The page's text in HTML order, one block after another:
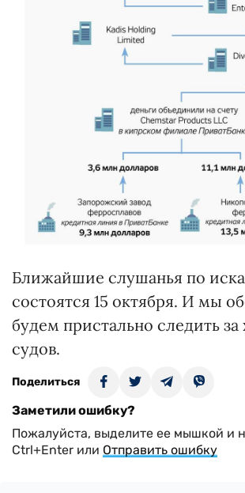
Ближайшие слушанья по
состоятся 15 октября. И мы
будем пристально следить
судов.
Поделиться
Заметили ошибку?
Пожалуйста, выделите ее мышкой и
Ctrl+Enter или Отправить ошибку